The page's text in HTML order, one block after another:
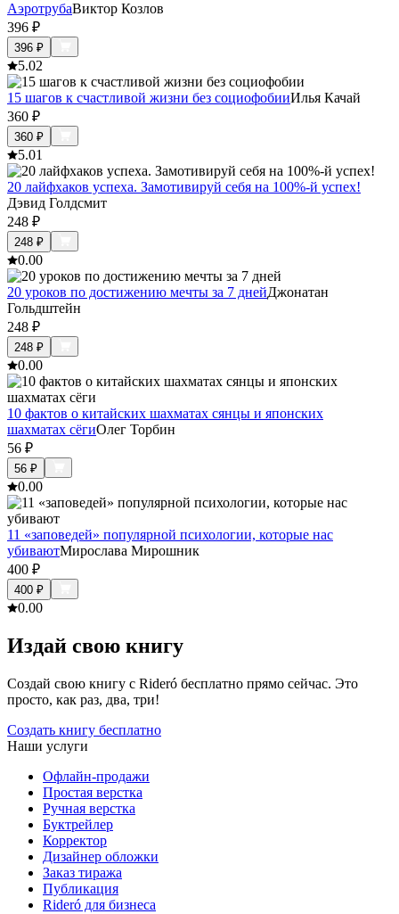
АэротрубаВиктор Козлов
396 ₽
396 ₽
5.02
15 шагов к счастливой жизни без социофобииИлья Качай
360 ₽
360 ₽
5.01
20 лайфхаков успеха. Замотивируй себя на 100%-й успех!
Дэвид Голдсмит
248 ₽
248 ₽
0.00
20 уроков по достижению мечты за 7 днейДжонатан
Гольдштейн
248 ₽
248 ₽
0.00
10 фактов о китайских шахматах сянцы и японских
шахматах сёгиОлег Торбин
56 ₽
56 ₽
0.00
11 «заповедей» популярной психологии, которые нас
убиваютМирослава Мирошник
400 ₽
400 ₽
0.00
Издай свою книгу
Создай свою книгу с Rideró бесплатно прямо сейчас. Это
просто, как раз, два, три!
Создать книгу бесплатно
Наши услуги
Офлайн-продажи
Простая верстка
Ручная верстка
Буктрейлер
Корректор
Дизайнер обложки
Заказ тиража
Публикация
Rideró для бизнеса